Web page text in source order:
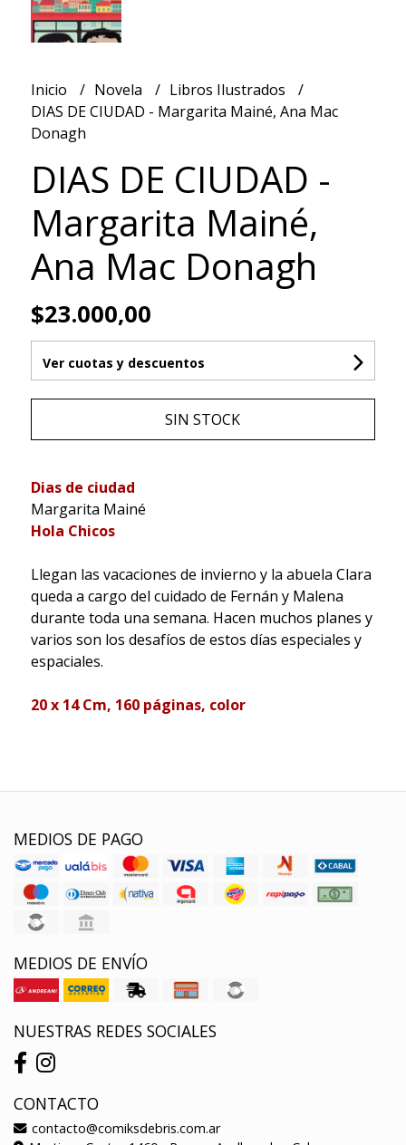
Inicio Novela
Libros Ilustrados
DIAS DE CIUDAD - Margarita Mainé, Ana Mac
Donagh
DIAS DE CIUDAD -
Margarita Mainé,
Ana Mac Donagh
$23.000,00
Ver cuotas y descuentos
SIN STOCK
Dias de ciudad
Margarita Mainé
Hola Chicos
Llegan las vacaciones de invierno y la abuela Clara
queda a cargo del cuidado de Fernán y Malena
durante toda una semana. Hacen muchos planes y
varios son los desafíos de estos días especiales y
espaciales.
20 x 14 Cm, 160 páginas, color
MEDIOS DE PAGO
MEDIOS DE ENVÍO
NUESTRAS REDES SOCIALES
CONTACTO
contacto@comiksdebris.com.ar